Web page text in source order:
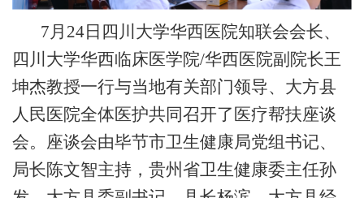
7月 24日 四川大学华西医院知联会会长、
四川大学华西临床医学院/华西医院副院长王
坤杰教授一行与当地有关部门领导、大方县
人民医院全体医护共同召开了医疗帮扶座谈
会。座谈会由毕节市卫生健康局党组书记、
局长陈文智主持，贵州省卫生健康委主任孙